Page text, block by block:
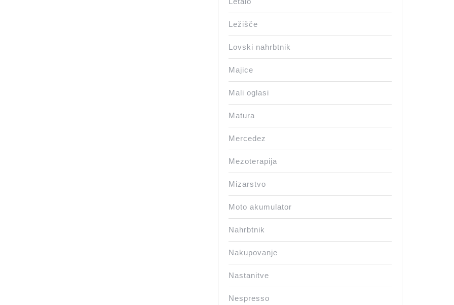
Ležišče
Lovski nahrbtnik
Majice
Mali oglasi
Matura
Mercedez
Mezoterapija
Mizarstvo
Moto akumulator
Nahrbtnik
Nakupovanje
Nastanitve
Nespresso